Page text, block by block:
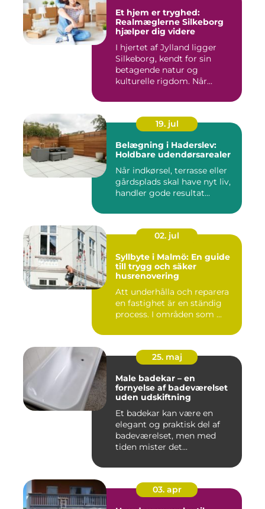
Et hjem er tryghed:
Realmæglerne Silkeborg
hjælper dig videre
I hjertet af Jylland ligger
Silkeborg, kendt for sin
betagende natur og
kulturelle rigdom. Når...
19. jul
Belægning i Haderslev:
Holdbare udendørsarealer
Når indkørsel, terrasse eller
gårdsplads skal have nyt liv,
handler gode resultat...
02. jul
Syllbyte i Malmö: En guide
till trygg och säker
husrenovering
Att underhålla och reparera
en fastighet är en ständig
process. I områden som ...
25. maj
Male badekar – en
fornyelse af badeværelset
uden udskiftning
Et badekar kan være en
elegant og praktisk del af
badeværelset, men med
tiden mister det...
03. apr